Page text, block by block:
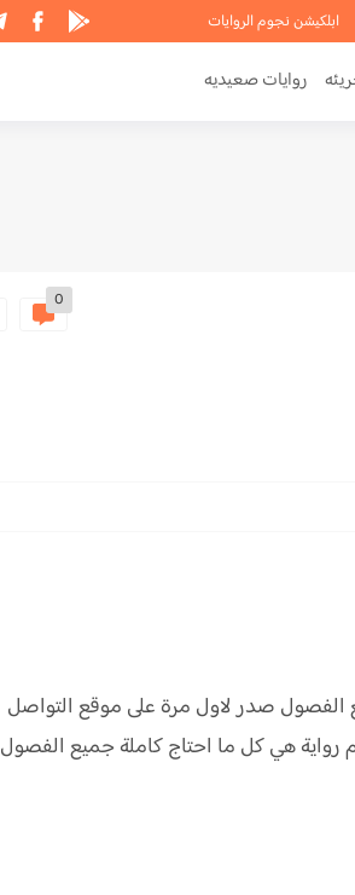
ابلكيشن نجوم الروايات
روايات صعيديه
0
الفصول صدر لاول مرة على موقع التواصل
روايةهي كل ما احتاج كاملة جميع الفصول